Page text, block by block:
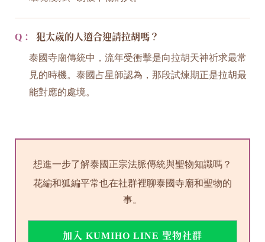
Q： 犯太歲的人適合迎請拉胡嗎？
泰國寺廟傳統中，流年受衝擊是向拉胡天神祈求最常
見的時機。泰國占星師認為，那段試煉期正是拉胡最
能對應的處境。
想進一步了解泰國正宗法脈傳統與聖物知識嗎？
花編和狐編平常也在社群裡聊泰國寺廟和聖物的
事。
加入 KUMIHO LINE 聖物社群